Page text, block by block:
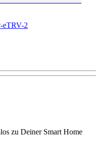
eTRV-2
zu Deiner Smart Home